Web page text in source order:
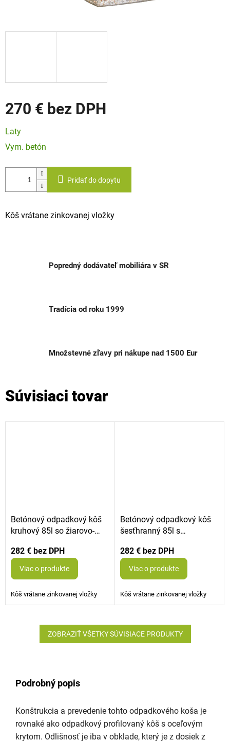
270 €
cena:
Laty
Vym. betón
Pridať do dopytu
Kôš vrátane zinkovanej vložky
Popredný dodávateľ mobiliára v SR
Tradícia od roku 1999
Množstevné zľavy pri nákupe nad 1500 Eur
Súvisiaci tovar
Betónový odpadkový kôš
kruhový 85l so žiarovo-
popolníkom
282 €
Viac o produkte
Kôš vrátane zinkovanej vložky
Betónový odpadkový kôš
šesťhranný 85l s
popolníkom
282 €
Viac o produkte
Kôš vrátane zinkovanej vložky
ZOBRAZIŤ VŠETKY SÚVISIACE PRODUKTY
Podrobný popis
Konštrukcia a prevedenie tohto odpadkového koša je
rovnaké ako odpadkový profilovaný kôš s oceľovým
krytom. Odlišnosť je iba v obklade, který je z dosiek z